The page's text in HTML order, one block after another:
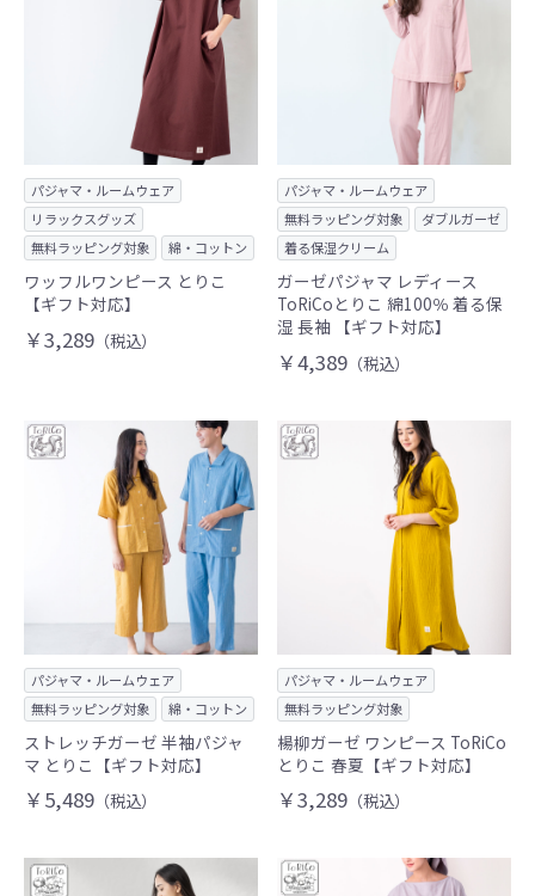
パジャマ・ルームウェア
リラックスグッズ
無料ラッピング対象
綿・コットン
ワッフルワンピース とりこ
【ギフト対応】
￥3,289 （税込）
パジャマ・ルームウェア
無料ラッピング対象
ダブルガーゼ
着る保湿クリーム
ガーゼパジャマ レディース
ToRiCoとりこ 綿100％ 着る保
湿 長袖 【ギフト対応】
￥4,389 （税込）
パジャマ・ルームウェア
無料ラッピング対象
綿・コットン
ストレッチガーゼ 半袖パジャ
マ とりこ【ギフト対応】
￥5,489 （税込）
パジャマ・ルームウェア
無料ラッピング対象
楊柳ガーゼ ワンピース ToRiCo
とりこ 春夏【ギフト対応】
￥3,289 （税込）